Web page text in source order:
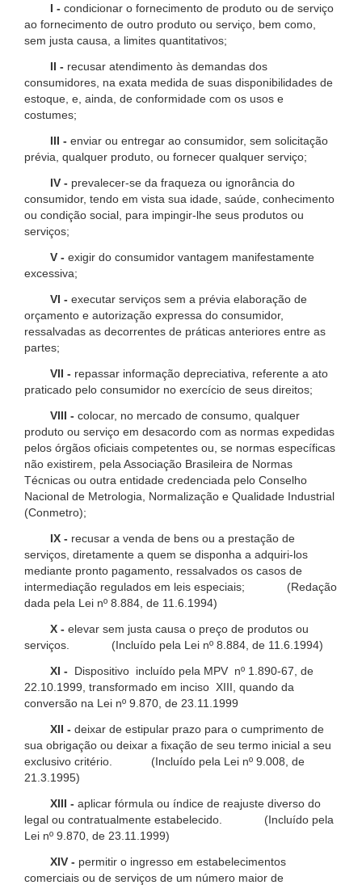
I - condicionar o fornecimento de produto ou de serviço
ao fornecimento de outro produto ou serviço, bem como,
sem justa causa, a limites quantitativos;
II - recusar atendimento às demandas dos
consumidores, na exata medida de suas disponibilidades de
estoque, e, ainda, de conformidade com os usos e
costumes;
III - enviar ou entregar ao consumidor, sem solicitação
prévia, qualquer produto, ou fornecer qualquer serviço;
IV - prevalecer-se da fraqueza ou ignorância do
consumidor, tendo em vista sua idade, saúde, conhecimento
ou condição social, para impingir-lhe seus produtos ou
serviços;
V - exigir do consumidor vantagem manifestamente
excessiva;
VI - executar serviços sem a prévia elaboração de
orçamento e autorização expressa do consumidor,
ressalvadas as decorrentes de práticas anteriores entre as
partes;
VII - repassar informação depreciativa, referente a ato
praticado pelo consumidor no exercício de seus direitos;
VIII - colocar, no mercado de consumo, qualquer
produto ou serviço em desacordo com as normas expedidas
pelos órgãos oficiais competentes ou, se normas específicas
não existirem, pela Associação Brasileira de Normas
Técnicas ou outra entidade credenciada pelo Conselho
Nacional de Metrologia, Normalização e Qualidade Industrial
(Conmetro);
IX - recusar a venda de bens ou a prestação de
serviços, diretamente a quem se disponha a adquiri-los
mediante pronto pagamento, ressalvados os casos de
intermediação regulados em leis especiais; (Redação
dada pela Lei nº 8.884, de 11.6.1994)
X - elevar sem justa causa o preço de produtos ou
serviços. (Incluído pela Lei nº 8.884, de 11.6.1994)
XI -
Dispositivo incluído pela MPV nº 1.890-67, de
22.10.1999, transformado em inciso XIII, quando da
conversão na Lei nº 9.870, de 23.11.1999
XII - deixar de estipular prazo para o cumprimento de
sua obrigação ou deixar a fixação de seu termo inicial a seu
exclusivo critério. (Incluído pela Lei nº 9.008, de
21.3.1995)
XIII - aplicar fórmula ou índice de reajuste diverso do
legal ou contratualmente estabelecido. (Incluído pela
Lei nº 9.870, de 23.11.1999)
XIV - permitir o ingresso em estabelecimentos
comerciais ou de serviços de um número maior de